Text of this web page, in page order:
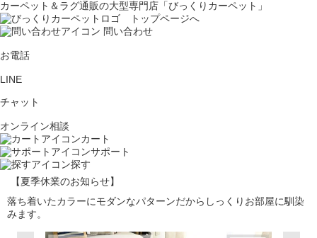
カーペット＆ラグ通販の大型専門店「びっくりカーペット」
問い合わせ
お電話
LINE
チャット
オンライン相談
カート
サポート
探す
【夏季休業のお知らせ】
落ち着いたカラーにモダンなパターンだからしっくりお部屋に馴染
みます。